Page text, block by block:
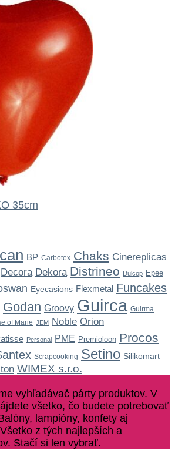
35cm
BP Carbotex Chaks Cinereplicas
Decora Dekora Distrineo Dulcop Epee
Eyecasions Flexmetal Funcakes
Godan Groovy Guirca Guirma
of Marie JEM Noble Orion
Personal PME Premioloon Procos
Scrapcooking Setino Silikomart
WIMEX s.r.o.
vyhľadávač párty produktov. V
všetko, čo budete potrebovať
lampióny, konfety aj
z tých najlepších a
Stačí si len vybrať.